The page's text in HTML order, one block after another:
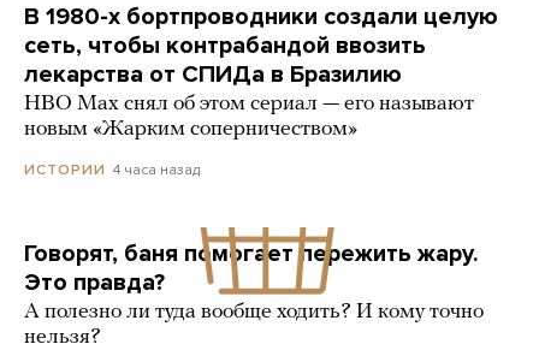
В 1980-х бортпроводники создали целую
сеть, чтобы контрабандой ввозить
лекарства от СПИДа в Бразилию
HBO Max снял об этом сериал — его называют
новым «Жарким соперничеством»
ИСТОРИИ 4 часа назад
Говорят, баня помогает пережить жару.
Это правда?
А полезно ли туда вообще ходить? И кому точно
нельзя?